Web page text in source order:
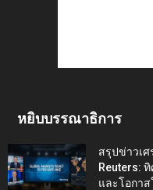
หยิบบรรณาธิการ
สรุปข่าวเศ
Reuters:
และโอกาส